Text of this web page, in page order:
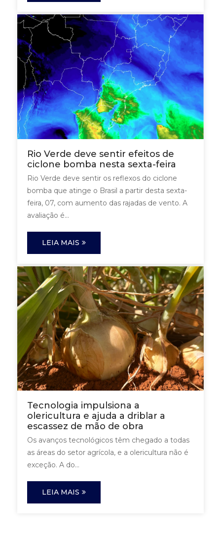
Rio Verde deve sentir efeitos de
ciclone bomba nesta sexta-feira
Rio Verde deve sentir os reflexos do ciclone
bomba que atinge o Brasil a partir desta sexta-
feira, 07, com aumento das rajadas de vento. A
avaliação é...
LEIA MAIS
Tecnologia impulsiona a
olericultura e ajuda a driblar a
escassez de mão de obra
Os avanços tecnológicos têm chegado a todas
as áreas do setor agrícola, e a olericultura não é
exceção. A do...
LEIA MAIS